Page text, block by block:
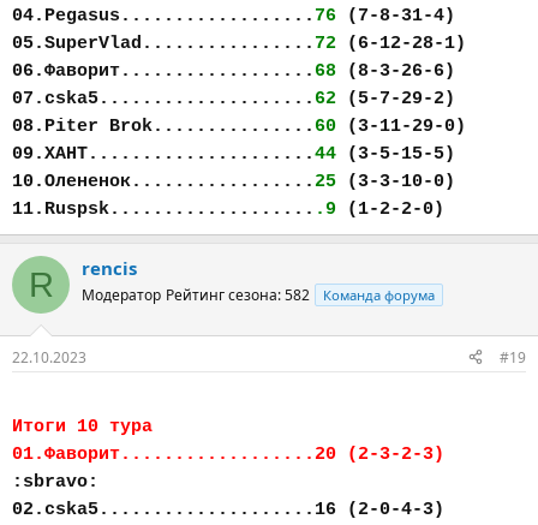
04.Pegasus.................. 76 (7-8-31-4)
05.SuperVlad................ 72 (6-12-28-1)
06.Фаворит.................. 68 (8-3-26-6)
07.cska5.................... 62 (5-7-29-2)
08.Piter Brok............... 60 (3-11-29-0)
09.ХАНТ.....................44 (3-5-15-5)
10.Олененок.................25 (3-3-10-0)
11.Ruspsk................... .9 (1-2-2-0)
R rencis
Модератор Рейтинг сезона: 582 Команда форума
22.10.2023 #19
Итоги 10 тура
01.Фаворит..................20 (2-3-2-3)
:sbravo:
02.cska5....................16 (2-0-4-3)